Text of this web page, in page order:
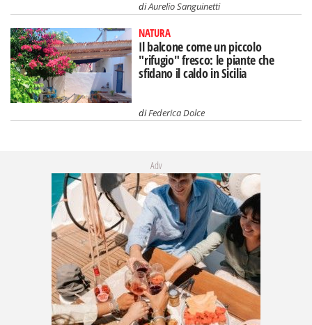
diAurelio Sanguinetti
NATURA
Il balcone come un piccolo
"rifugio" fresco: le piante che
sfidano il caldo in Sicilia
diFederica Dolce
Adv